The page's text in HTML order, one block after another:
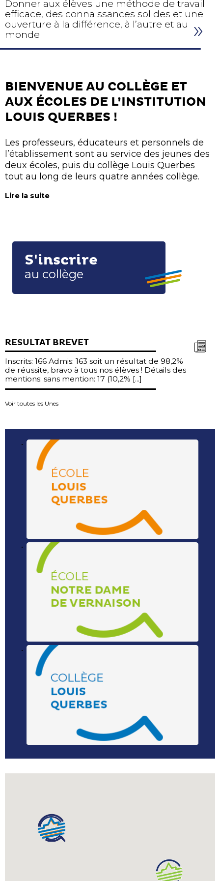
Donner aux élèves une méthode de travail
efficace, des connaissances solides et une
ouverture à la différence, à l’autre et au
monde
BIENVENUE AU COLLÈGE ET
AUX ÉCOLES DE L’INSTITUTION
LOUIS QUERBES !
Les professeurs, éducateurs et personnels de
l’établissement sont au service des jeunes des
deux écoles, puis du collège Louis Querbes
tout au long de leurs quatre années collège.
Lire la suite
S'inscrire
au collège
RESULTAT BREVET
Inscrits: 166 Admis: 163 soit un résultat de 98,2%
de réussite, bravo à tous nos élèves ! Détails des
mentions: sans mention: 17 (10,2% [...]
Voir toutes les Unes